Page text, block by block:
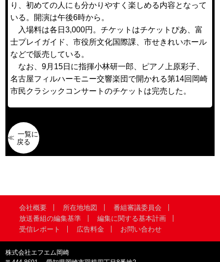
り、初めての人にも分かりやすく楽しめる内容となって
いる。開演は午後6時から。
入場料は各日3,000円。チケットはチケットぴあ、富
士プレイガイド、市役所文化国際課、市せきれいホール
などで販売している。
なお、9月15日に指揮小林研一郎、ピアノ上原彩子、
名古屋フィルハーモニー交響楽団で開かれる第14回岡崎
市民クラシックコンサートのチケットは完売した。
一覧に
戻る
会社概要 所在地地図
番組審議委員会
放送番組の編集基準
編集に関する基本計画
受信レポート
広告料金 お問い合わせ
株式会社エフエム岡崎